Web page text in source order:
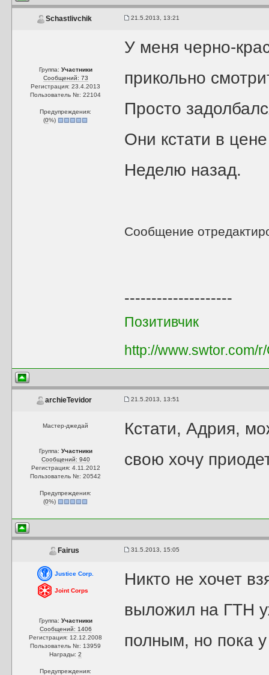
Schastlivchik 21.5.2013, 13:21
Группа: Участники
Сообщений: 73
Регистрация: 23.4.2013
Пользователь №: 22104
Предупреждения:
(0%)
У меня черно-
прикольно
Просто
Они кстати в
Неделю назад.
Сообщение
--------------------
Позитивчик
http://www.swtor.com/
archieTevidor 21.5.2013, 13:51
Мастер-джедай
Группа: Участники
Сообщений: 940
Регистрация: 4.11.2012
Пользователь №: 20542
Предупреждения:
(0%)
Кстати, Адрия,
свою хочу
Fairus 31.5.2013, 15:05
Justice Corp.
Joint Corps
Группа: Участники
Сообщений: 1406
Регистрация: 12.12.2008
Пользователь №: 13959
Награды:2
Предупреждения:
Никто не хочет
выложил на ГТН
полным, но пока